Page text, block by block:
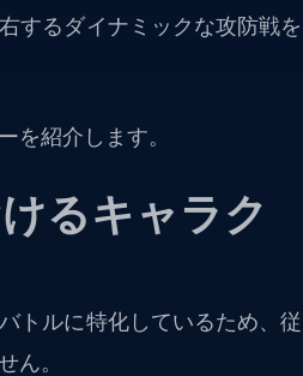
するダイナミックな攻防戦を
を紹介します。
るキャラク
トルに特化しているため、従
ん。